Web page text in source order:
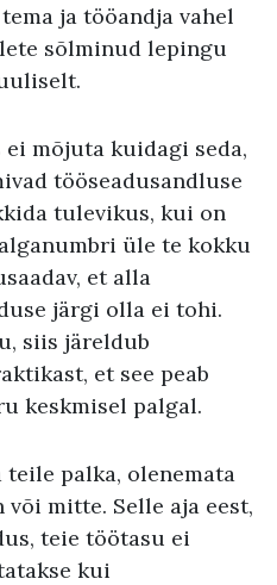
ja tööandja vahel
sõlminud lepingu
mõjuta kuidagi seda,
tööseadusandluse
tulevikus, kui on
üle te kokku
et alla
järgi olla ei tohi.
siis järeldub
et see peab
keskmisel palgal.
teile palka, olenemata
mitte. Selle aja eest,
teie töötasu ei
kui